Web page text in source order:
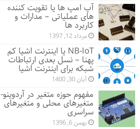
آپ امپ ها یا تقویت کننده
های عملیاتی – مدارات و
کاربرد ها
مرداد 12, 1397
NB-IoT یا اینترنت اشیا کم
پهنا – نسل بعدی ارتباطات
شبکه برای اینترنت اشیا
آبان 30, 1400
مفهوم حوزه متغیر در آردوینو-
متغیرهای محلی و متغیرهای
سراسری
بهمن 6, 1396